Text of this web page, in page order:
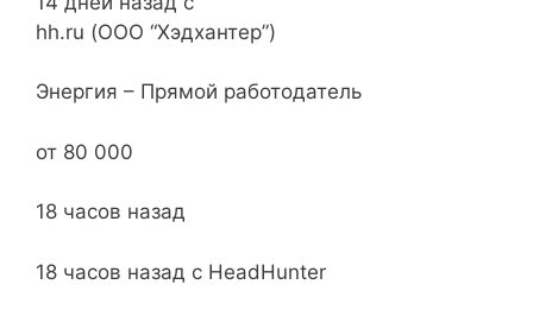
hh.ru (ООО “Хэдхантер”)
Энергия – Прямой работодатель
от 80 000
18 часов назад
18 часов назад с HeadHunter